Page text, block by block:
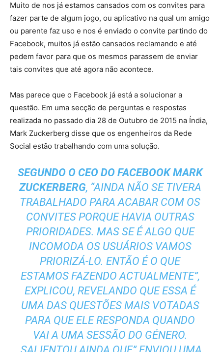
Muito de nos já estamos cansados com os convites para
fazer parte de algum jogo, ou aplicativo na qual um amigo
ou parente faz uso e nos é enviado o convite partindo do
Facebook, muitos já estão cansados reclamando e até
pedem favor para que os mesmos parassem de enviar
tais convites que até agora não acontece.
Mas parece que o Facebook já está a solucionar a
questão. Em uma secção de perguntas e respostas
realizada no passado dia 28 de Outubro de 2015 na Índia,
Mark Zuckerberg disse que os engenheiros da Rede
Social estão trabalhando com uma solução.
SEGUNDO O CEO DO FACEBOOK MARK
ZUCKERBERG, “AINDA NÃO SE TIVERA
TRABALHADO PARA ACABAR COM OS
CONVITES PORQUE HAVIA OUTRAS
PRIORIDADES. MAS SE É ALGO QUE
INCOMODA OS USUÁRIOS VAMOS
PRIORIZÁ-LO. ENTÃO É O QUE
ESTAMOS FAZENDO ACTUALMENTE”,
EXPLICOU, REVELANDO QUE ESSA É
UMA DAS QUESTÕES MAIS VOTADAS
PARA QUE ELE RESPONDA QUANDO
VAI A UMA SESSÃO DO GÉNERO.